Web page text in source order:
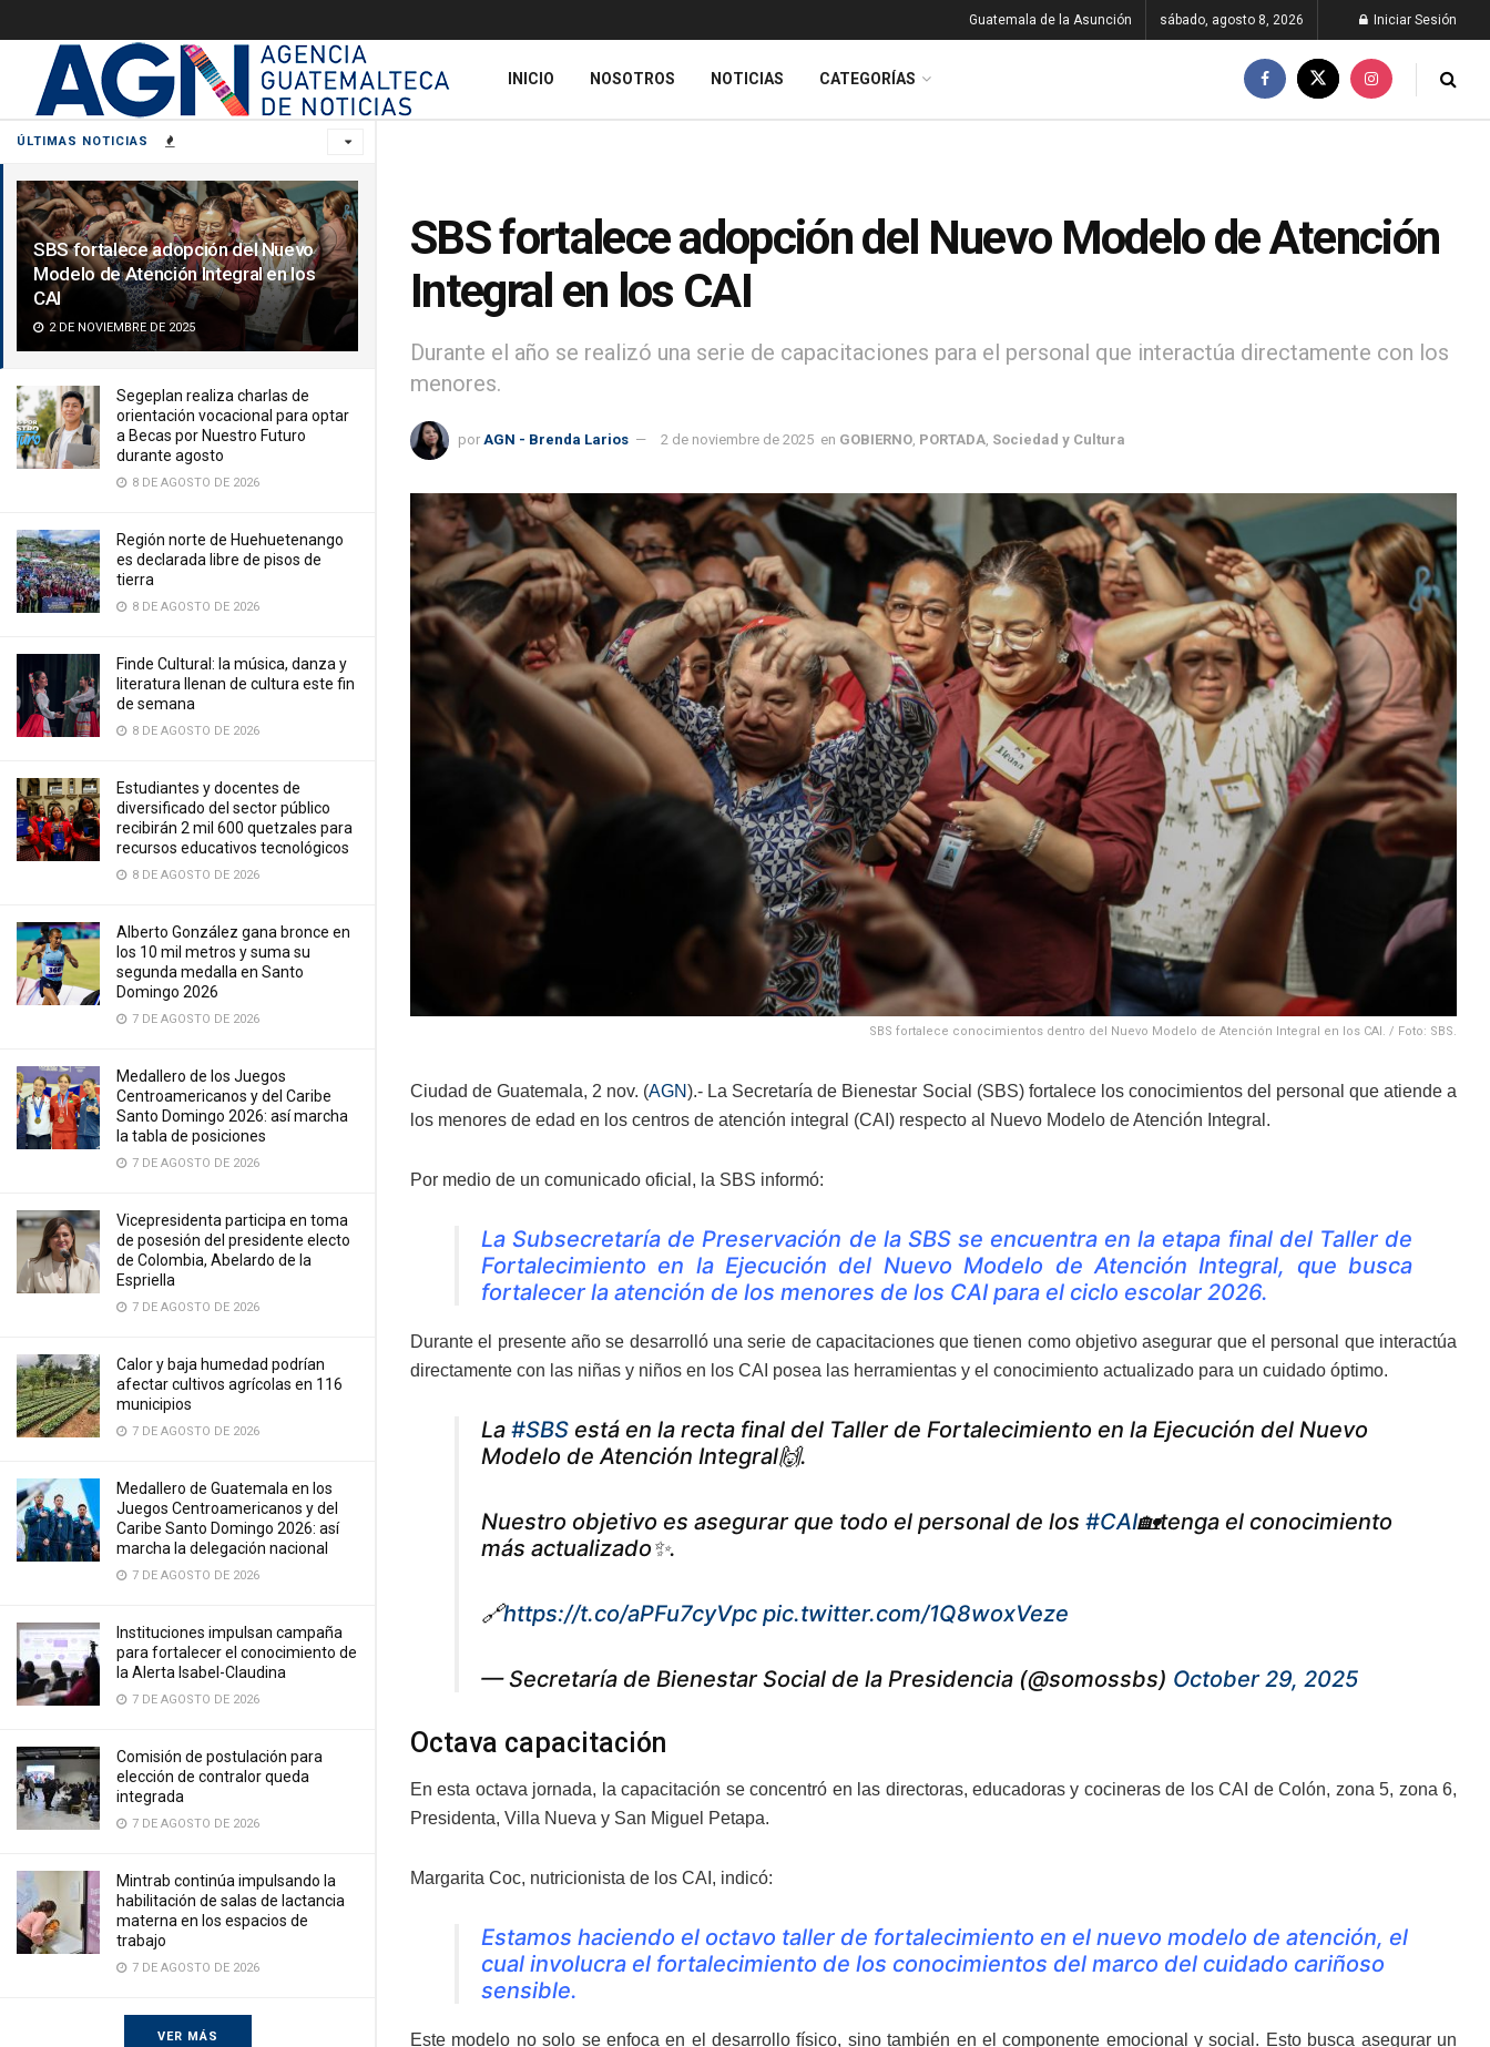
ÚLTIMAS NOTICIAS
SBS fortalece adopción del Nuevo
Modelo de Atención Integral en los
CAI
2 DE NOVIEMBRE DE 2025
Segeplan realiza charlas de
orientación vocacional para optar
a Becas por Nuestro Futuro
durante agosto
8 DE AGOSTO DE 2026
Región norte de Huehuetenango
es declarada libre de pisos de
tierra
8 DE AGOSTO DE 2026
Finde Cultural: la música, danza y
literatura llenan de cultura este fin
de semana
8 DE AGOSTO DE 2026
Estudiantes y docentes de
diversificado del sector público
recibirán 2 mil 600 quetzales para
recursos educativos tecnológicos
8 DE AGOSTO DE 2026
Alberto González gana bronce en
los 10 mil metros y suma su
segunda medalla en Santo
Domingo 2026
7 DE AGOSTO DE 2026
Medallero de los Juegos
Centroamericanos y del Caribe
Santo Domingo 2026: así marcha
la tabla de posiciones
7 DE AGOSTO DE 2026
Vicepresidenta participa en toma
de posesión del presidente electo
de Colombia, Abelardo de la
Espriella
7 DE AGOSTO DE 2026
Calor y baja humedad podrían
afectar cultivos agrícolas en 116
municipios
7 DE AGOSTO DE 2026
Medallero de Guatemala en los
Juegos Centroamericanos y del
Caribe Santo Domingo 2026: así
marcha la delegación nacional
7 DE AGOSTO DE 2026
Instituciones impulsan campaña
para fortalecer el conocimiento de
la Alerta Isabel-Claudina
7 DE AGOSTO DE 2026
Comisión de postulación para
elección de contralor queda
integrada
7 DE AGOSTO DE 2026
Mintrab continúa impulsando la
habilitación de salas de lactancia
materna en los espacios de
trabajo
7 DE AGOSTO DE 2026
VER MÁS
Guatemala de la Asunción sábado, agosto 8, 2026 Iniciar Sesión
INICIO NOSOTROS NOTICIAS CATEGORÍAS
SBS fortalece adopción del Nuevo Modelo de Atención
Integral en los CAI
Durante el año se realizó una serie de capacitaciones para el personal que interactúa directamente con los
menores.
por AGN - Brenda Larios 2 de noviembre de 2025 en GOBIERNO PORTADA Sociedad y Cultura
SBS fortalece conocimientos dentro del Nuevo Modelo de Atención Integral en los CAI. / Foto: SBS.
Ciudad de Guatemala, 2 nov. (AGN).- La Secretaría de Bienestar Social (SBS) fortalece los conocimientos del personal que atiende a
los menores de edad en los centros de atención integral (CAI) respecto al Nuevo Modelo de Atención Integral.
Por medio de un comunicado oficial, la SBS informó:
La Subsecretaría de Preservación de la SBS se encuentra en la etapa final del Taller de
Fortalecimiento en la Ejecución del Nuevo Modelo de Atención Integral, que busca
fortalecer la atención de los menores de los CAI para el ciclo escolar 2026.
Durante el presente año se desarrolló una serie de capacitaciones que tienen como objetivo asegurar que el personal que interactúa
directamente con las niñas y niños en los CAI posea las herramientas y el conocimiento actualizado para un cuidado óptimo.
La #SBS está en la recta final del Taller de Fortalecimiento en la Ejecución del Nuevo
Modelo de Atención Integral🙌.
Nuestro objetivo es asegurar que todo el personal de los #CAI🏡tenga el conocimiento
más actualizado✨.
🔗https://t.co/aPFu7cyVpc pic.twitter.com/1Q8woxVeze
— Secretaría de Bienestar Social de la Presidencia (@somossbs) October 29, 2025
Octava capacitación
En esta octava jornada, la capacitación se concentró en las directoras, educadoras y cocineras de los CAI de Colón, zona 5, zona 6,
Presidenta, Villa Nueva y San Miguel Petapa.
Margarita Coc, nutricionista de los CAI, indicó:
Estamos haciendo el octavo taller de fortalecimiento en el nuevo modelo de atención, el
cual involucra el fortalecimiento de los conocimientos del marco del cuidado cariñoso
sensible.
Este modelo no solo se enfoca en el desarrollo físico, sino también en el componente emocional y social. Esto busca asegurar un